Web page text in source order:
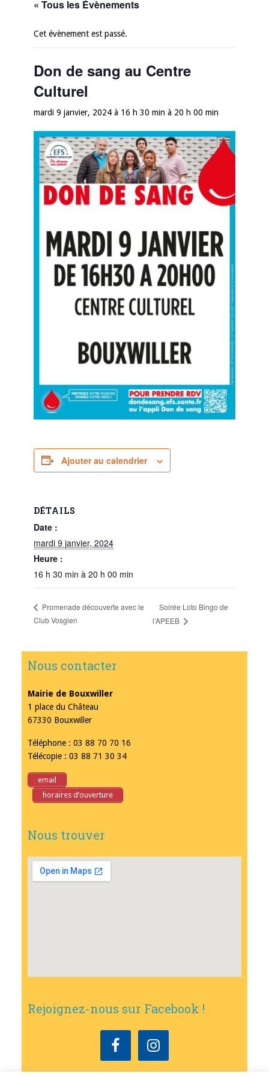
« Tous les Évènements
Cet évènement est passé.
Don de sang au Centre
Culturel
mardi 9 janvier, 2024 à 16 h 30 min à 20 h 00 min
Ajouter au calendrier
DÉTAILS
Date :
mardi 9 janvier, 2024
Heure :
16 h 30 min à 20 h 00 min
Promenade découverte avec le
Club Vosgien
Soirée Loto Bingo de
l’APEEB
Nous contacter
Mairie de Bouxwiller
1 place du Château
67330 Bouxwiller
Téléphone : 03 88 70 70 16
Télécopie : 03 88 71 30 34
email
horaires d’ouverture
Nous trouver
Rejoignez-nous sur Facebook !